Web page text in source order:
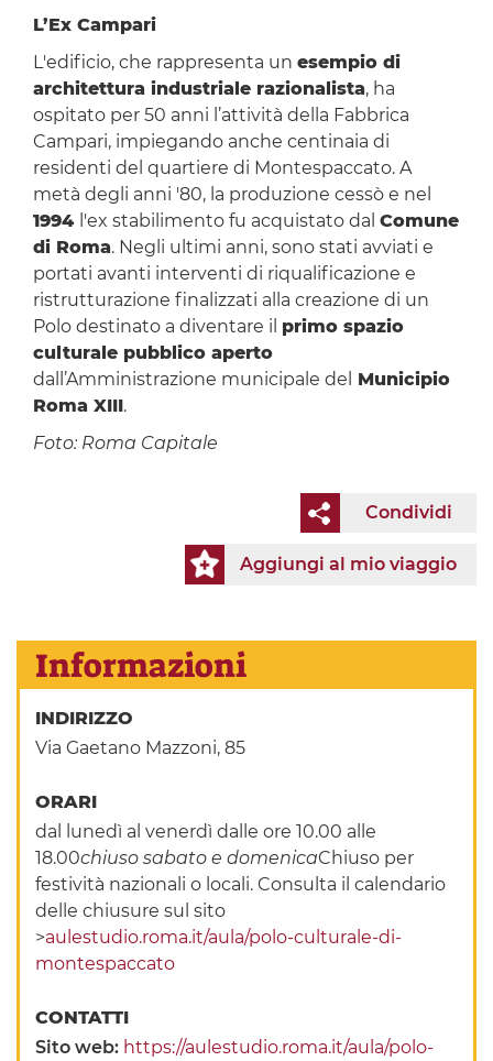
L’Ex Campari
L'edificio, che rappresenta un esempio di
architettura industriale razionalista, ha
ospitato per 50 anni l’attività della Fabbrica
Campari, impiegando anche centinaia di
residenti del quartiere di Montespaccato. A
metà degli anni '80, la produzione cessò e nel
1994 l'ex stabilimento fu acquistato dal Comune
di Roma. Negli ultimi anni, sono stati avviati e
portati avanti interventi di riqualificazione e
ristrutturazione finalizzati alla creazione di un
Polo destinato a diventare il primo spazio
culturale pubblico aperto
dall’Amministrazione municipale del Municipio
Roma XIII.
Foto: Roma Capitale
Condividi
Aggiungi al mio viaggio
Informazioni
INDIRIZZO
Via Gaetano Mazzoni, 85
ORARI
dal lunedì al venerdì dalle ore 10.00 alle
18.00chiuso sabato e domenicaChiuso per
festività nazionali o locali. Consulta il calendario
delle chiusure sul sito
>aulestudio.roma.it/aula/polo-culturale-di-
montespaccato
CONTATTI
Sito web: https://aulestudio.roma.it/aula/polo-